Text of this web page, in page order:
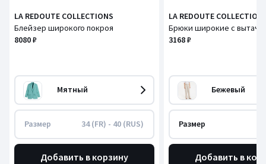
LA REDOUTE COLLECTIONS
Блейзер широкого покроя
8080 ₽
Мятный
Размер 34 (FR) - 40 (RUS)
Добавить в корзину
LA REDOUTE
Брюки широкие с
3168 ₽
Бежевый
Размер
Добавить в